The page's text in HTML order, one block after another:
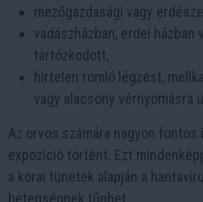
mezőgazdasági vagy
vadászházban, erdei házban
tartózkodott,
hirtelen romló légzést,
vagy alacsony vérnyomásra
Az orvos számára nagyon
expozíció történt. Ezt
a korai tünetek alapján a
betegségnek tűnhet.